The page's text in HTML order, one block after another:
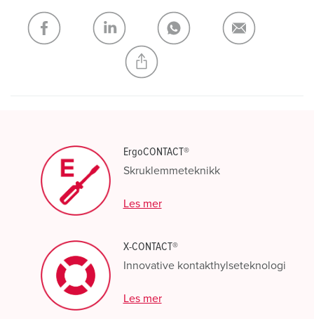
Min liste LEGG TIL
OPPRETT EN NY LISTE
ErgoCONTACT®
Skruklemmeteknikk
Les mer
X-CONTACT®
Innovative kontakthylseteknologi
Les mer